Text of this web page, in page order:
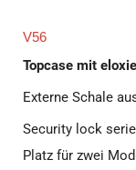
V56
Topcase mit
Externe Schale
Security lock
Platz für zwei